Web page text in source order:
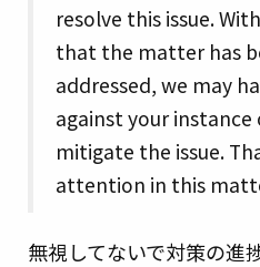
resolve this issue.
that the matter has
addressed, we may
against your
mitigate the issue.
attention in this
無視してないで対策の進